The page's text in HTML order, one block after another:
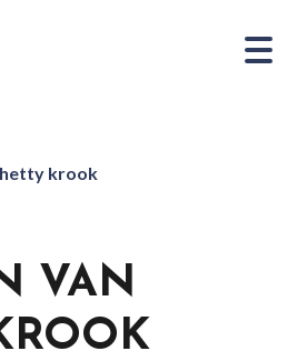
krook
VAN